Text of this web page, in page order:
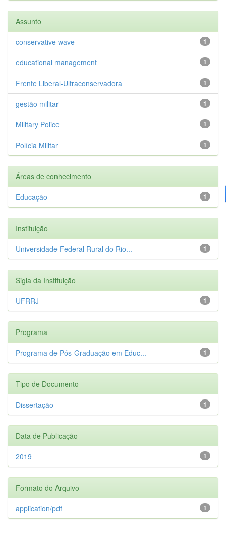
Assunto
1
conservative wave
1
educational management
1
Frente Liberal-Ultraconservadora
1
gestão militar
1
Military Police
1
Polícia Militar
Áreas de conhecimento
1
Educação
Instituição
1
Universidade Federal Rural do Rio...
Sigla da Instituição
1
UFRRJ
Programa
1
Programa de Pós-Graduação em Educ...
Tipo de Documento
1
Dissertação
Data de Publicação
1
2019
Formato do Arquivo
1
application/pdf